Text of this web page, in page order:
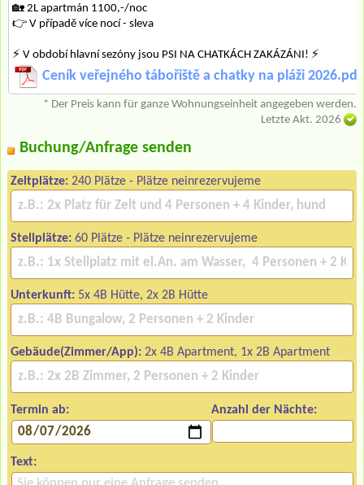
🏡 2L apartmán 1100,-/noc
👉 V případě více nocí - sleva
⚡ V období hlavní sezóny jsou PSI NA CHATKÁCH ZAKÁZÁNI! ⚡
Ceník veřejného tábořiště a chatky na pláži 2026.pdf
* Der Preis kann für ganze Wohnungseinheit angegeben werden.
Letzte Akt. 2026
Buchung/Anfrage senden
Zeltplätze: 240 Plätze - Plätze neinrezervujeme
Stellplätze: 60 Plätze - Plätze neinrezervujeme
Unterkunft: 5x 4B Hütte, 2x 2B Hütte
Gebäude(Zimmer/App): 2x 4B Apartment, 1x 2B Apartment
Termin ab: Anzahl der Nächte:
Text: